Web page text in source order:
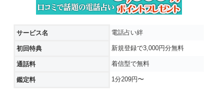
サービス名 電話占い絆
初回特典 新規登録で3,000円分無料
通話料 着信型で無料
鑑定料 1分209円〜